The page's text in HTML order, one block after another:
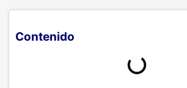
Contenido